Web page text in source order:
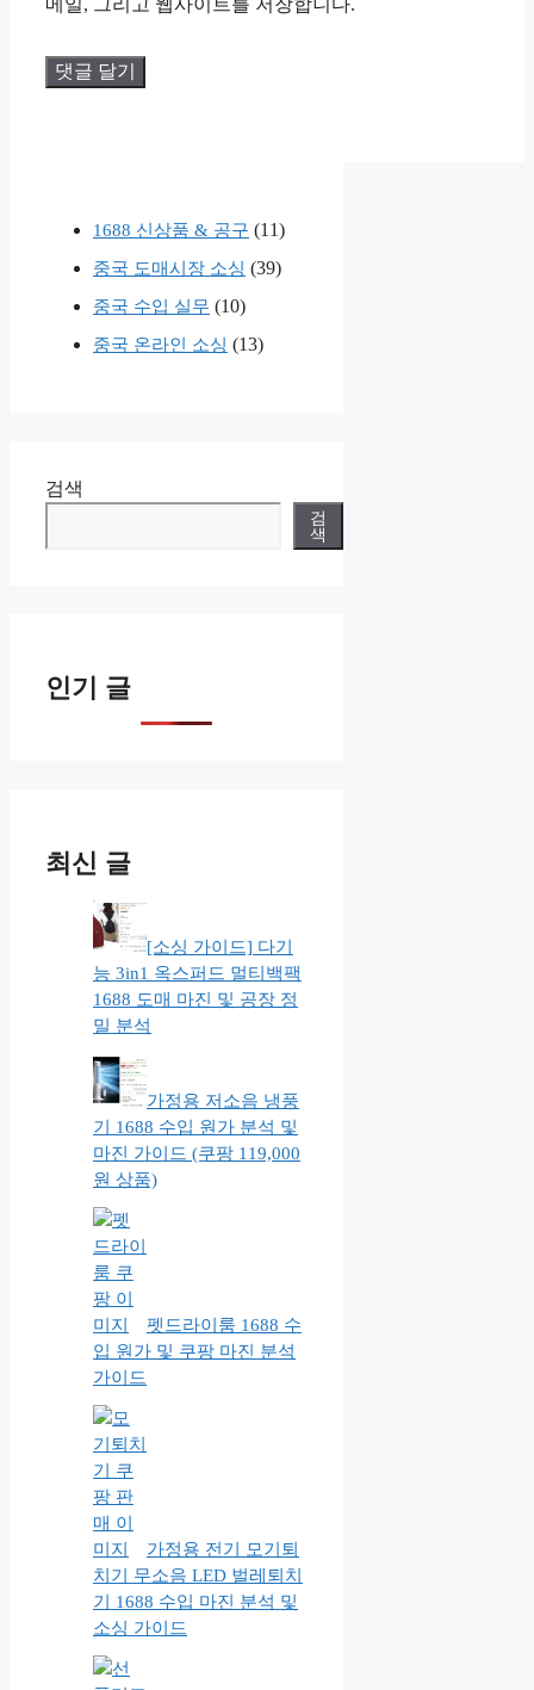
1688 신상품 & 공구 (11)
중국 도매시장 소싱 (39)
중국 수입 실무 (10)
중국 온라인 소싱 (13)
검색
검
색
인기 글
최신 글
[소싱 가이드] 다기
능 3in1 옥스퍼드 멀티백팩
1688 도매 마진 및 공장 정
밀 분석
가정용 저소음 냉풍
기 1688 수입 원가 분석 및
마진 가이드 (쿠팡 119,000
원 상품)
펫드라이룸 1688 수
입 원가 및 쿠팡 마진 분석
가이드
가정용 전기 모기퇴
치기 무소음 LED 벌레퇴치
기 1688 수입 마진 분석 및
소싱 가이드